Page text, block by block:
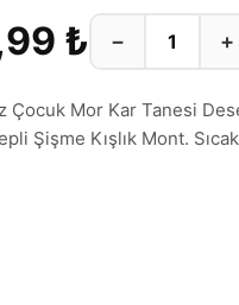
₺ − +
Çocuk Mor Kar Tanesi
Şişme Kışlık Mont.